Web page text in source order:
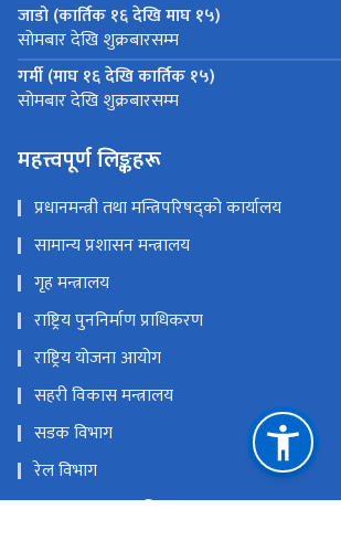
जाडो (कार्तिक १६ देखि माघ १५)
सोमबार देखि शुक्रबारसम्म
गर्मी (माघ १६ देखि कार्तिक १५)
सोमबार देखि शुक्रबारसम्म
महत्त्वपूर्ण लिङ्कहरू
प्रधानमन्त्री तथा मन्त्रिपरिषद्को कार्यालय
सामान्य प्रशासन मन्त्रालय
गृह मन्त्रालय
राष्ट्रिय पुननिर्माण प्राधिकरण
राष्ट्रिय योजना आयोग
सहरी विकास मन्त्रालय
सडक विभाग
रेल विभाग
यातायात व्यवस्था विभाग